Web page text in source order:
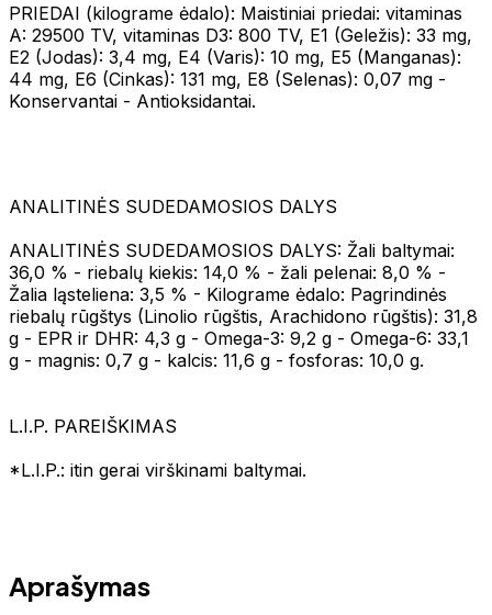
PRIEDAI (kilograme ėdalo): Maistiniai priedai: vitaminas
A: 29500 TV, vitaminas D3: 800 TV, E1 (Geležis): 33 mg,
E2 (Jodas): 3,4 mg, E4 (Varis): 10 mg, E5 (Manganas):
44 mg, E6 (Cinkas): 131 mg, E8 (Selenas): 0,07 mg -
Konservantai - Antioksidantai.
ANALITINĖS SUDEDAMOSIOS DALYS
ANALITINĖS SUDEDAMOSIOS DALYS: Žali baltymai:
36,0 % - riebalų kiekis: 14,0 % - žali pelenai: 8,0 % -
Žalia ląsteliena: 3,5 % - Kilograme ėdalo: Pagrindinės
riebalų rūgštys (Linolio rūgštis, Arachidono rūgštis): 31,8
g - EPR ir DHR: 4,3 g - Omega-3: 9,2 g - Omega-6: 33,1
g - magnis: 0,7 g - kalcis: 11,6 g - fosforas: 10,0 g.
L.I.P. PAREIŠKIMAS
*L.I.P.: itin gerai virškinami baltymai.
Aprašymas